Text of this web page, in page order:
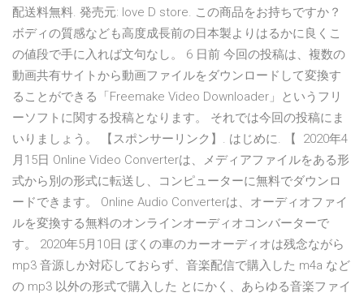
配送料無料. 発売元: love D store. この商品をお持ちですか？
ボディの質感なども高度成長前の日本製よりはるかに良くこ
の値段で手に入れば文句なし。 6 日前 今回の投稿は、複数の
動画共有サイトから動画ファイルをダウンロードして変換す
ることができる「Freemake Video Downloader」というフリ
ーソフトに関する投稿となります。 それでは今回の投稿にま
いりましょう。 【スポンサーリンク】. はじめに. 【 2020年4
月15日 Online Video Converterは、メディアファイルをある形
式から別の形式に転送し、コンピューターに無料でダウンロ
ードできます。 Online Audio Converterは、オーディオファイ
ルを変換する無料のオンラインオーディオコンバーターで
す。 2020年5月10日 ぼくの車のカーオーディオは残念ながら
mp3 音源しか対応しておらず、音楽配信で購入した m4a など
の mp3 以外の形式で購入した とにかく、あらゆる音楽ファイ